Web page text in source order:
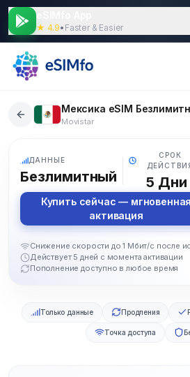
★ 4.9• Faster & Easier
Мексика eSIM
Movistar
ДАННЫЕ
Безлимитный
СРОК
5 Дни
Купить сейчас — мгновенная
активация
Снижение скорости до 1 Мбит/с после
Действует 5 дней с момента активации
Пополнение доступно в любое время
Только данные Продления
Точка доступа